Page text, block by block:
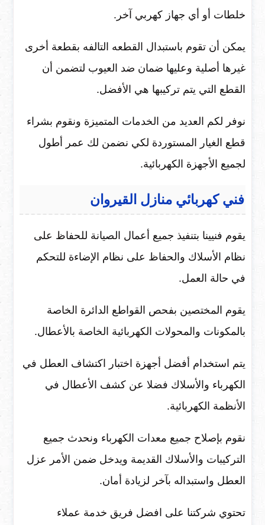
خلطات أو أي جهاز كهربي آخر.
يمكن أن تقوم باستبدال القطعه التالفه بقطعة أخرى
غيرها أصلية وعليها ضمان ضد العيوب لتضمن أن
القطع التي يتم تركيبها هي الأفضل.
نوفر لكم العديد من الخدمات المتميزة ونقوم بشراء
قطع الغيار المستوردة لكي نضمن لك عمر أطول
لجميع الأجهزة الكهربائية.
فني كهربائي منازل القيروان
يقوم فنيينا بتنفيذ جميع أعمال الصيانة للحفاظ على
نظام الأسلاك والحفاظ على نظام الإضاءة للتحكم
في حالة العمل.
يقوم المختصين بفحص القواطع الدائرة الخاصة
بالمكونات والمحولات الكهربائية الخاصة بالأعطال.
يتم استخدام أفضل أجهزة اختبار اكتشاف العطل في
الكهرباء والأسلاك فضلا عن كشف الأعطال في
الأنظمة الكهربائية.
نقوم بإصلاح جميع معدات الكهرباء ونحدث جميع
التركيبات والأسلاك القديمة ويدخل ضمن الأمر عزل
العطل واستبداله بآخر لزيادة أمان.
تحتوي شركتنا على افضل فريق خدمة عملاء